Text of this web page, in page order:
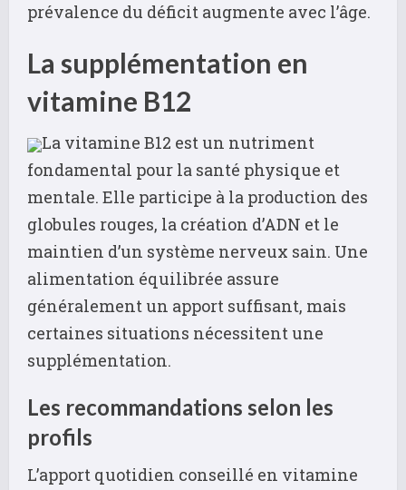
prévalence du déficit augmente avec l’âge.
La supplémentation en
vitamine B12
La vitamine B12 est un nutriment
fondamental pour la santé physique et
mentale. Elle participe à la production des
globules rouges, la création d’ADN et le
maintien d’un système nerveux sain. Une
alimentation équilibrée assure
généralement un apport suffisant, mais
certaines situations nécessitent une
supplémentation.
Les recommandations selon les
profils
L’apport quotidien conseillé en vitamine